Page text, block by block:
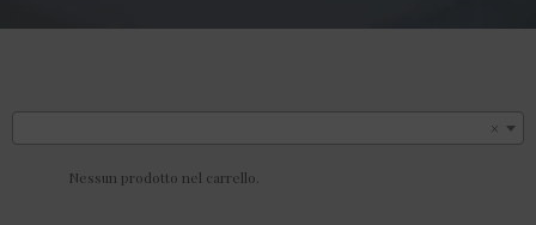
×
Nessun prodotto nel carrello.